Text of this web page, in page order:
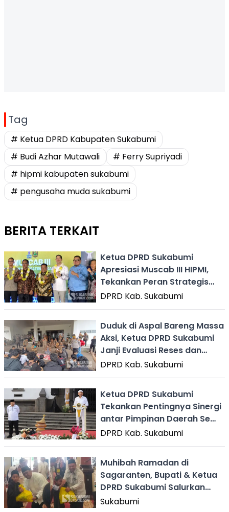
Tag
# Ketua DPRD Kabupaten Sukabumi
# Budi Azhar Mutawali
# Ferry Supriyadi
# hipmi kabupaten sukabumi
# pengusaha muda sukabumi
BERITA TERKAIT
Ketua DPRD Sukabumi
Apresiasi Muscab III HIPMI,
Tekankan Peran Strategis
Pengusaha Muda
DPRD Kab. Sukabumi
Duduk di Aspal Bareng Massa
Aksi, Ketua DPRD Sukabumi
Janji Evaluasi Reses dan
Pelayanan Publik
DPRD Kab. Sukabumi
Ketua DPRD Sukabumi
Tekankan Pentingnya Sinergi
antar Pimpinan Daerah Se
Jabar
DPRD Kab. Sukabumi
Muhibah Ramadan di
Sagaranten, Bupati & Ketua
DPRD Sukabumi Salurkan
Sembako dan Santunan
Sukabumi